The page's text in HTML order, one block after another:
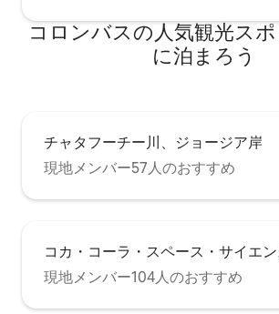
コロンバスの人気観光スポ
に泊まろう
チャタフーチー川、ジョージア岸
現地メンバー57人のおすすめ
コカ・コーラ・スペース・サイエ
現地メンバー104人のおすすめ